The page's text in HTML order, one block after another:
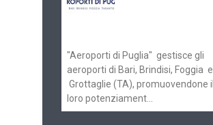
"Aeroporti di Puglia" gestisce gli
aeroporti di Bari, Brindisi, Foggia e
Grottaglie (TA), promuovendone il
loro potenziament...